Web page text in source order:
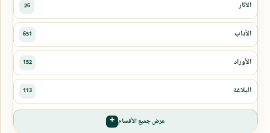
عرض جميع الأقسام